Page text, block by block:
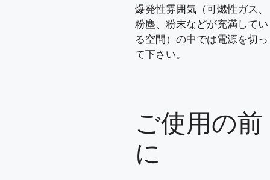
爆発性雰囲気（可燃性ガス、
粉塵、粉末などが充満してい
る空間）の中では電源を切っ
て下さい。
ご使用の前
に